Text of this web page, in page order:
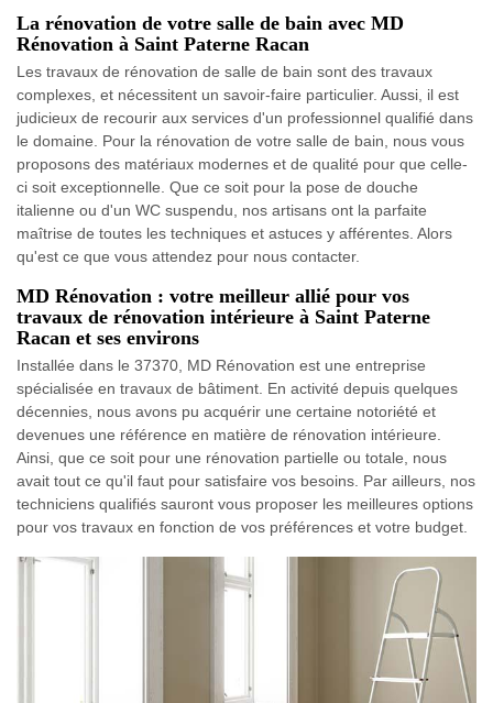
La rénovation de votre salle de bain avec MD
Rénovation à Saint Paterne Racan
Les travaux de rénovation de salle de bain sont des travaux
complexes, et nécessitent un savoir-faire particulier. Aussi, il est
judicieux de recourir aux services d'un professionnel qualifié dans
le domaine. Pour la rénovation de votre salle de bain, nous vous
proposons des matériaux modernes et de qualité pour que celle-
ci soit exceptionnelle. Que ce soit pour la pose de douche
italienne ou d'un WC suspendu, nos artisans ont la parfaite
maîtrise de toutes les techniques et astuces y afférentes. Alors
qu'est ce que vous attendez pour nous contacter.
MD Rénovation : votre meilleur allié pour vos
travaux de rénovation intérieure à Saint Paterne
Racan et ses environs
Installée dans le 37370, MD Rénovation est une entreprise
spécialisée en travaux de bâtiment. En activité depuis quelques
décennies, nous avons pu acquérir une certaine notoriété et
devenues une référence en matière de rénovation intérieure.
Ainsi, que ce soit pour une rénovation partielle ou totale, nous
avait tout ce qu'il faut pour satisfaire vos besoins. Par ailleurs, nos
techniciens qualifiés sauront vous proposer les meilleures options
pour vos travaux en fonction de vos préférences et votre budget.